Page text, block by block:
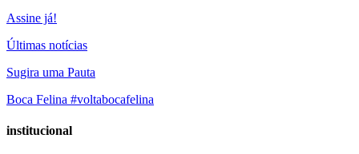
Assine já!
Últimas notícias
Sugira uma Pauta
Boca Felina #voltabocafelina
institucional